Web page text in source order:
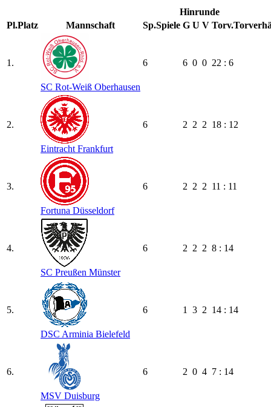
Hinrunde
Pl.Platz Mannschaft Sp.Spiele G U V Torv.
1.
SC Rot-Weiß Oberhausen
6 6 0 0 22 : 6
2.
Eintracht Frankfurt
6 2 2 2 18 : 12
3.
Fortuna Düsseldorf
6 2 2 2 11 : 11
4.
SC Preußen Münster
6 2 2 2 8 : 14
5.
DSC Arminia Bielefeld
6 1 3 2 14 : 14
6.
MSV Duisburg
6 2 0 4 7 : 14